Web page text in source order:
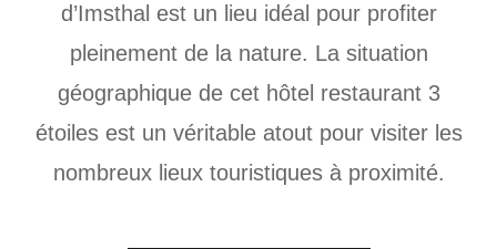
d’Imsthal est un lieu idéal pour profiter
pleinement de la nature. La situation
géographique de cet hôtel restaurant 3
étoiles est un véritable atout pour visiter les
nombreux lieux touristiques à proximité.